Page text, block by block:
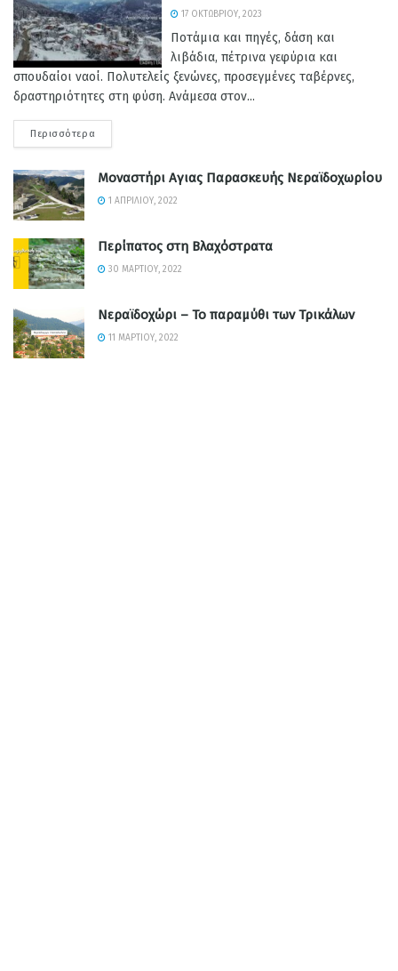
17 ΟΚΤΩΒΡΊΟΥ, 2023
Ποτάμια και πηγές, δάση και
λιβάδια, πέτρινα γεφύρια και
σπουδαίοι ναοί. Πολυτελείς ξενώνες, προσεγμένες ταβέρνες,
δραστηριότητες στη φύση. Ανάμεσα στον...
Περισσότερα
Μοναστήρι Αγιας Παρασκευής Νεραϊδοχωρίου
1 ΑΠΡΙΛΊΟΥ, 2022
Περίπατος στη Βλαχόστρατα
30 ΜΑΡΤΊΟΥ, 2022
Νεραϊδοχώρι – Το παραμύθι των Τρικάλων
11 ΜΑΡΤΊΟΥ, 2022